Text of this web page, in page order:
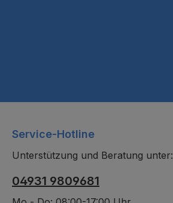
Service-Hotline
Unterstützung und Beratung unter:
04931 9809681